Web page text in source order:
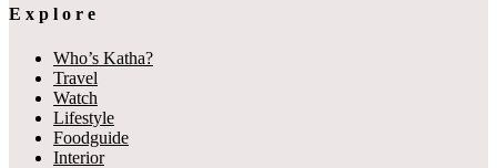
E x p l o r e
Who’s Katha?
Travel
Watch
Lifestyle
Foodguide
Interior